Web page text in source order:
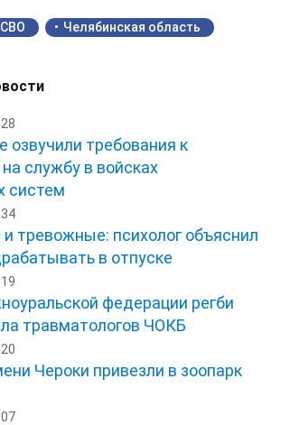
Челябинская область
озвучили требования к
службу в войсках
систем
и тревожные: психолог объяснил
в отпуске
федерации регби
травматологов ЧОКБ
Чероки привезли в зоопарк